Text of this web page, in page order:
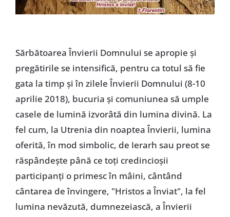
Sărbătoarea Învierii Domnului se apropie și
pregătirile se intensifică, pentru ca totul să fie
gata la timp și în zilele Învierii Domnului (8-10
aprilie 2018), bucuria și comuniunea să umple
casele de lumină izvorâtă din lumina divină. La
fel cum, la Utrenia din noaptea Învierii, lumina
oferită, în mod simbolic, de Ierarh sau preot se
răspândește până ce toți credincioșii
participanți o primesc în mâini, cântând
cântarea de învingere, "Hristos a Înviat", la fel
lumina nevăzută, dumnezeiască, a Învierii